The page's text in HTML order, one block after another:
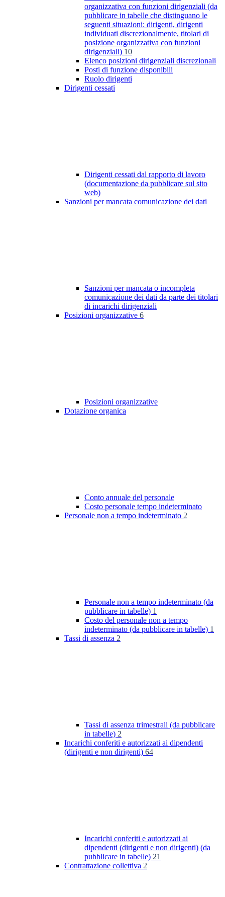
organizzativa con funzioni dirigenziali (da
pubblicare in tabelle che distinguano le
seguenti situazioni: dirigenti, dirigenti
individuati discrezionalmente, titolari di
posizione organizzativa con funzioni
dirigenziali) 10
Elenco posizioni dirigenziali discrezionali
Posti di funzione disponibili
Ruolo dirigenti
Dirigenti cessati
Dirigenti cessati dal rapporto di lavoro
(documentazione da pubblicare sul sito
web)
Sanzioni per mancata comunicazione dei dati
Sanzioni per mancata o incompleta
comunicazione dei dati da parte dei titolari
di incarichi dirigenziali
Posizioni organizzative 6
Posizioni organizzative
Dotazione organica
Conto annuale del personale
Costo personale tempo indeterminato
Personale non a tempo indeterminato 2
Personale non a tempo indeterminato (da
pubblicare in tabelle) 1
Costo del personale non a tempo
indeterminato (da pubblicare in tabelle) 1
Tassi di assenza 2
Tassi di assenza trimestrali (da pubblicare
in tabelle) 2
Incarichi conferiti e autorizzati ai dipendenti
(dirigenti e non dirigenti) 64
Incarichi conferiti e autorizzati ai
dipendenti (dirigenti e non dirigenti) (da
pubblicare in tabelle) 21
Contrattazione collettiva 2